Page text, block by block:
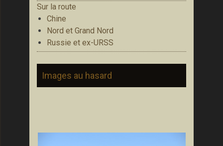
Sur la route
Chine
Nord et Grand Nord
Russie et ex-URSS
Images au hasard